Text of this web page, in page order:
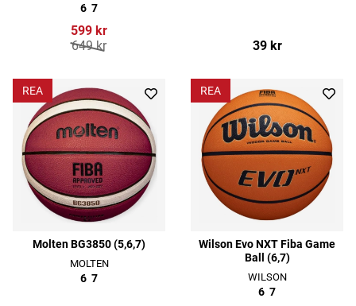
6 7
599 kr
649 kr
39 kr
REA
Molten BG3850 (5,6,7)
MOLTEN
6 7
REA
Wilson Evo NXT Fiba Game
Ball (6,7)
WILSON
6 7